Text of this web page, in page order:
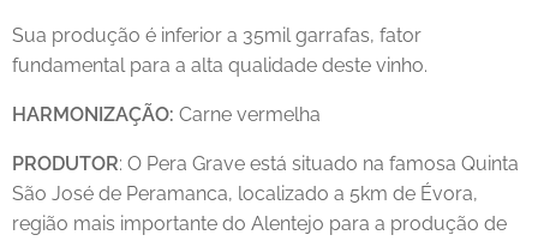
Sua produção é inferior a 35mil garrafas, fator
fundamental para a alta qualidade deste vinho.
HARMONIZAÇÃO: Carne vermelha
PRODUTOR: O Pera Grave está situado na famosa Quinta
São José de Peramanca, localizado a 5km de Évora,
região mais importante do Alentejo para a produção de